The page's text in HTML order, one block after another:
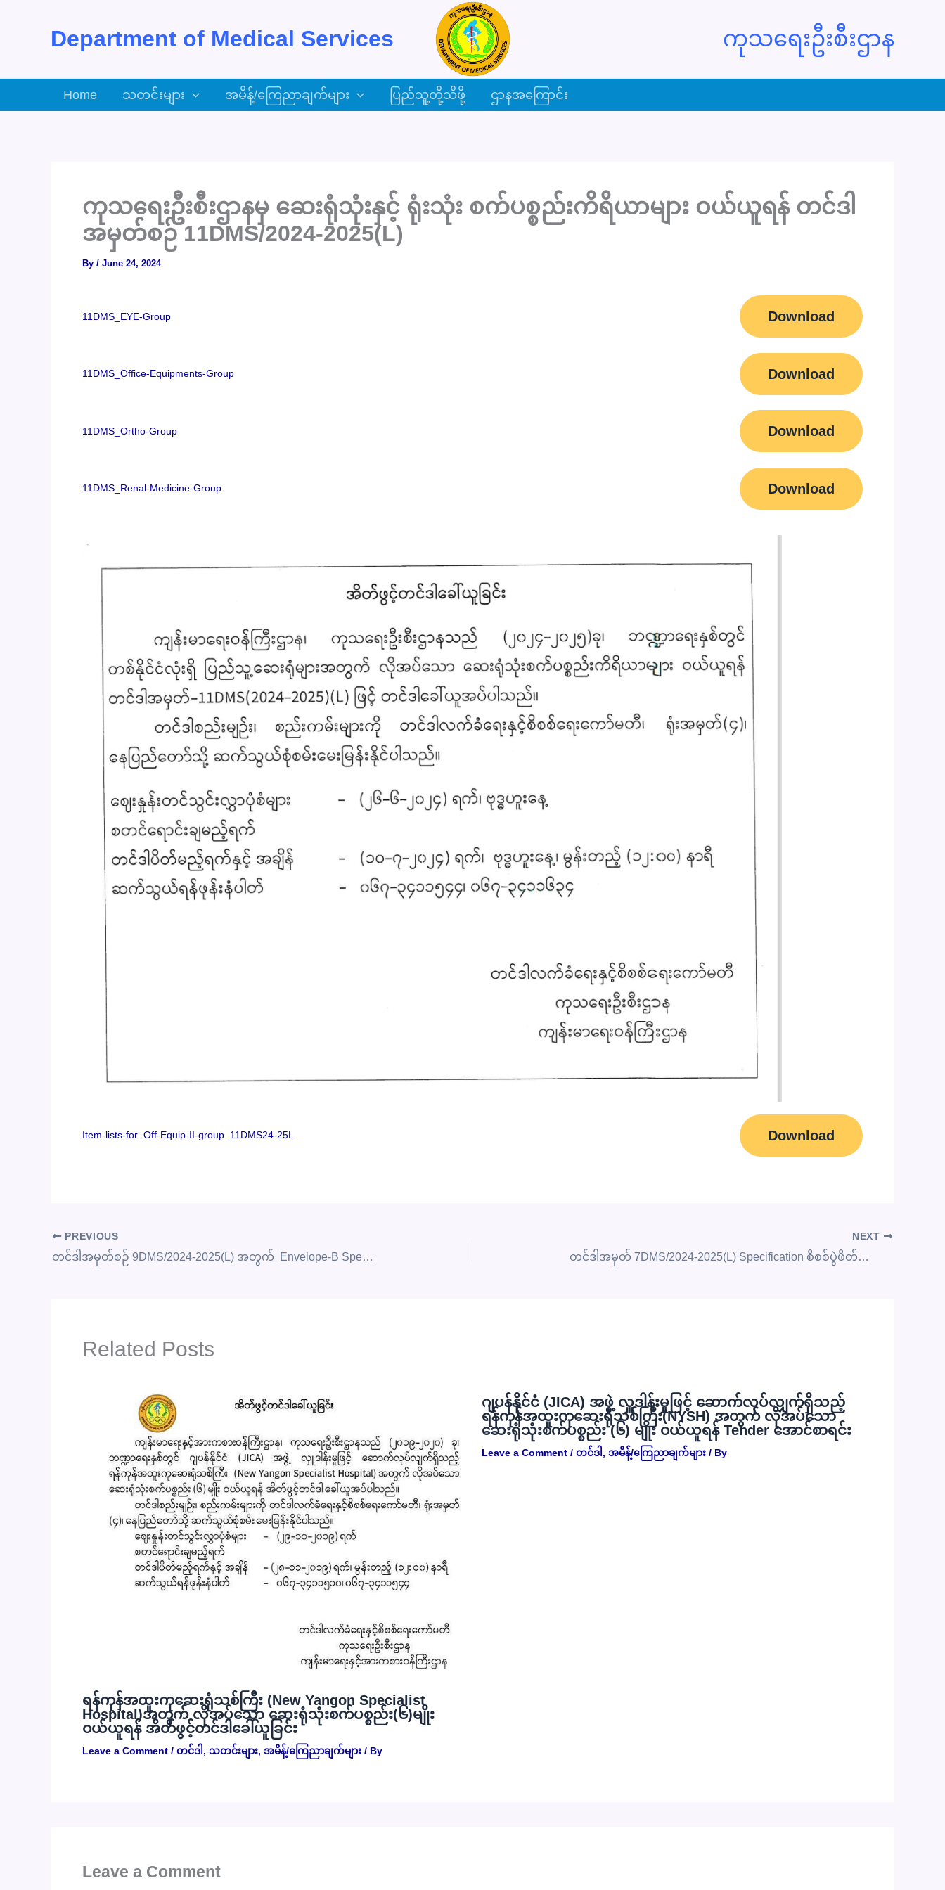
Department of Medical Services ကုသရေးဦးစီးဌာန
Home သတင်းများ အမိန့်/ကြေညာချက်များ ပြည်သူ့တို့သိဖို့ ဌာနအကြောင်း
ကုသရေးဦးစီးဌာနမှ ဆေးရုံသုံးနှင့် ရုံးသုံး စက်ပစ္စည်းကိရိယာများ ဝယ်ယူရန် တင်ဒါ
အမှတ်စဉ် 11DMS/2024-2025(L)
By / June 24, 2024
11DMS_EYE-Group Download
11DMS_Office-Equipments-Group Download
11DMS_Ortho-Group Download
11DMS_Renal-Medicine-Group Download
Item-lists-for_Off-Equip-II-group_11DMS24-25L Download
PREVIOUS
တင်ဒါအမှတ်စဉ် 9DMS/2024-2025(L) အတွက် Envelope-B Specification ဖွင့်ဖောက်စိစစ်ပွဲနှင့် Envelope-A (ဈေးနှုန်း)စာအိတ် ဖွင့်ဖောက်စိစစ်ပွဲ
NEXT
တင်ဒါအမှတ် 7DMS/2024-2025(L) Specification စိစစ်ပွဲဖိတ်ကြားခြင်း
Related Posts
ရန်ကုန်အထူးကုဆေးရုံသစ်ကြီး (New Yangon Specialist
Hospital)အတွက် လိုအပ်သော ဆေးရုံသုံးစက်ပစ္စည်း(၆)မျိုး
ဝယ်ယူရန် အိတ်ဖွင့်တင်ဒါခေါ်ယူခြင်း
Leave a Comment / တင်ဒါ , သတင်းများ, အမိန့်/ကြေညာချက်များ / By
ဂျပန်နိုင်ငံ (JICA) အဖွဲ့ လှူဒါန်းမှုဖြင့် ဆောက်လုပ်လျှက်ရှိသည့်
ရန်ကုန်အထူးကုဆေးရုံသစ်ကြီး(NYSH) အတွက် လိုအပ်သော
ဆေးရုံသုံးစက်ပစ္စည်း (၆) မျိုး ဝယ်ယူရန် Tender အောင်စာရင်း
Leave a Comment / တင်ဒါ , အမိန့်/ကြေညာချက်များ/ By
Leave a Comment